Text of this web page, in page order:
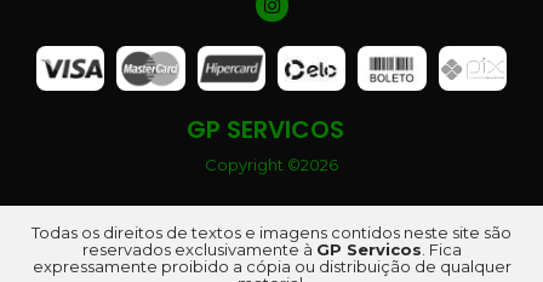
GP SERVICOS
Copyright ©2026
Todas os direitos de textos e imagens contidos neste site são
reservados exclusivamente à GP Servicos. Fica
expressamente proibido a cópia ou distribuição de qualquer